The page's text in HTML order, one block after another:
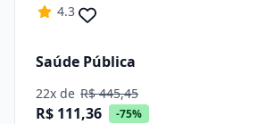
4.3
Saúde Pública
22x de R$ 445,45
R$ 111,36 -75%